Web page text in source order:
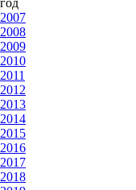
год
2007
2008
2009
2010
2011
2012
2013
2014
2015
2016
2017
2018